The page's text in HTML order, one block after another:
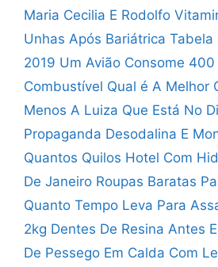
Maria Cecilia E Rodolfo
Unhas Após Bariátrica Tabela
2019 Um Avião Consome
Combustível Qual é A Melhor
Menos A Luiza Que Está No
Propaganda Desodalina E
Quantos Quilos Hotel Com
De Janeiro Roupas Baratas
Quanto Tempo Leva Para
2kg Dentes De Resina Antes
De Pessego Em Calda Com